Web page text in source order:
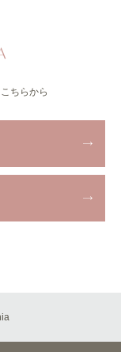
ちらから